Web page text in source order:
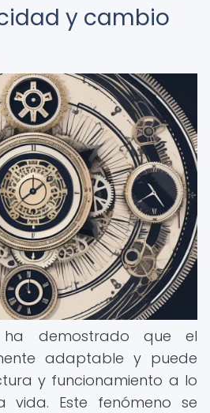
y cambio
ha demostrado que el
adaptable y puede
y funcionamiento a lo
Este fenómeno se